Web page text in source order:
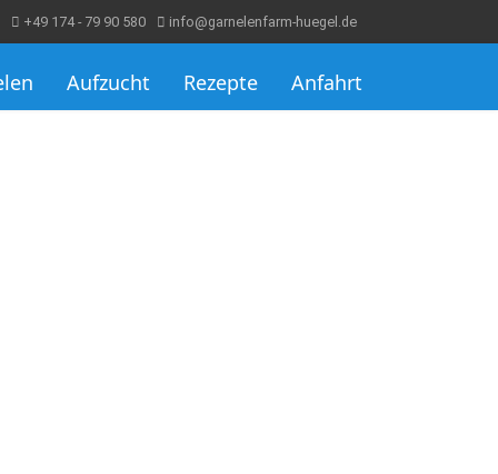
+49 174 - 79 90 580 info@garnelenfarm-huegel.de
Aufzucht Rezepte Anfahrt